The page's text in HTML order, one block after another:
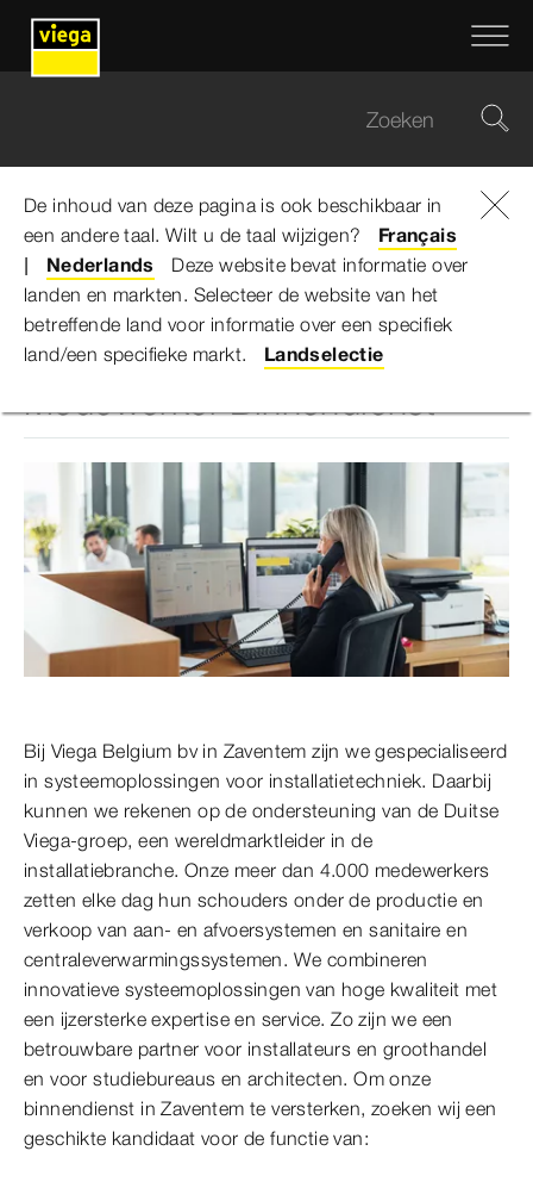
De inhoud van deze pagina is ook beschikbaar in
een andere taal. Wilt u de taal wijzigen?
Français
Nederlands
Deze website bevat informatie over
landen en markten. Selecteer de website van het
betreffende land voor informatie over een specifiek
land/een specifieke markt.
Landselectie
Viega Belgium
...
Commercieel Medewerker Binnendienst
Vacature: Commercieel
Medewerker Binnendienst
Bij Viega Belgium bv in Zaventem zijn we gespecialiseerd
in systeemoplossingen voor installatietechniek. Daarbij
kunnen we rekenen op de ondersteuning van de Duitse
Viega-groep, een wereldmarktleider in de
installatiebranche. Onze meer dan 4.000 medewerkers
zetten elke dag hun schouders onder de productie en
verkoop van aan- en afvoersystemen en sanitaire en
centraleverwarmingssystemen. We combineren
innovatieve systeemoplossingen van hoge kwaliteit met
een ijzersterke expertise en service. Zo zijn we een
betrouwbare partner voor installateurs en groothandel
en voor studiebureaus en architecten. Om onze
binnendienst in Zaventem te versterken, zoeken wij een
geschikte kandidaat voor de functie van: